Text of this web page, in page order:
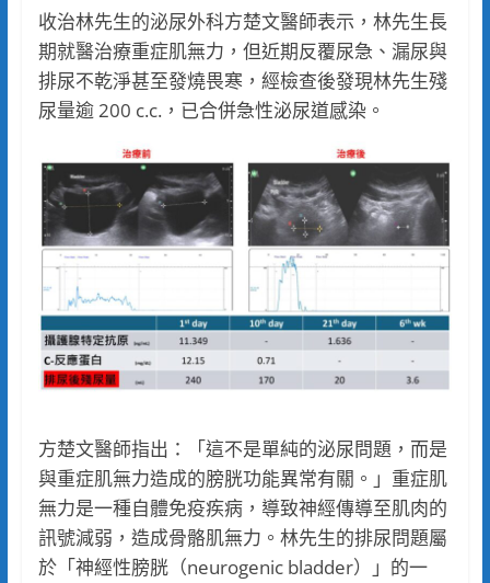
收治林先生的泌尿外科方楚文醫師表示，林先生長
期就醫治療重症肌無力，但近期反覆尿急、漏尿與
排尿不乾淨甚至發燒畏寒，經檢查後發現林先生殘
尿量逾 200 c.c.，已合併急性泌尿道感染。
方楚文醫師指出：「這不是單純的泌尿問題，而是
與重症肌無力造成的膀胱功能異常有關。」重症肌
無力是一種自體免疫疾病，導致神經傳導至肌肉的
訊號減弱，造成骨骼肌無力。林先生的排尿問題屬
於「神經性膀胱（neurogenic bladder）」的一